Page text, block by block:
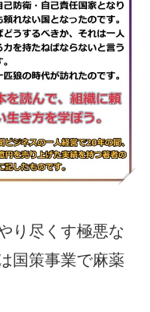
り尽くす極悪な
国策事業で麻薬